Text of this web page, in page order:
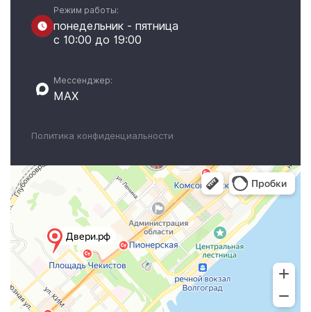
Режим работы:
понедельник - пятница
с 10:00 до 19:00
Мессенджер:
MAX
Политика конфиденциальности